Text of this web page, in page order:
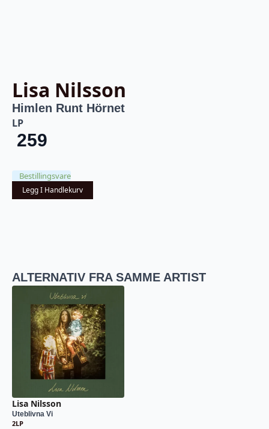
Lisa Nilsson
Himlen Runt Hörnet
LP
259
Bestillingsvare
Legg I Handlekurv
ALTERNATIV FRA SAMME ARTIST
Lisa Nilsson
Uteblivna Vi
2LP